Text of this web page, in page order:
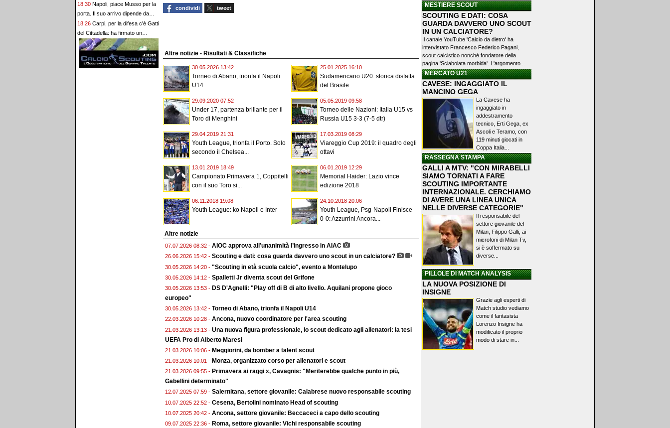
Getafe
18:30 Napoli, piace Musso per la
porta. Il suo arrivo dipende da
Milinkovic-Savic
18:26 Carpi, per la difesa c'è Gatti
del Cittadella: ha firmato un
biennale
condividi tweet
Altre notizie - Risultati & Classifiche
30.05.2026 13:42
Torneo di Abano, trionfa il Napoli
U14
25.01.2025 16:10
Sudamericano U20: storica disfatta
del Brasile
29.09.2020 07:52
Under 17, partenza brillante per il
Toro di Menghini
05.05.2019 09:58
Torneo delle Nazioni: Italia U15 vs
Russia U15 3-3 (7-5 dtr)
29.04.2019 21:31
Youth League, trionfa il Porto. Solo
secondo il Chelsea...
17.03.2019 08:29
Viareggio Cup 2019: il quadro degli
ottavi
13.01.2019 18:49
Campionato Primavera 1, Coppitelli
con il suo Toro si...
06.01.2019 12:29
Memorial Haider: Lazio vince
edizione 2018
06.11.2018 19:08
Youth League: ko Napoli e Inter
24.10.2018 20:06
Youth League, Psg-Napoli Finisce
0-0: Azzurrini Ancora...
Altre notizie
07.07.2026 08:32 - AIOC approva all’unanimità l’ingresso in AIAC
26.06.2026 15:42 - Scouting e dati: cosa guarda davvero uno scout in un calciatore?
30.05.2026 14:20 - "Scouting in età scuola calcio", evento a Montelupo
30.05.2026 14:12 - Spalletti Jr diventa scout del Grifone
30.05.2026 13:53 - DS D'Agnelli: "Play off di B di alto livello. Aquilani propone gioco
europeo"
30.05.2026 13:42 - Torneo di Abano, trionfa il Napoli U14
22.03.2026 10:28 - Ancona, nuovo coordinatore per l'area scouting
21.03.2026 13:13 - Una nuova figura professionale, lo scout dedicato agli allenatori: la tesi
UEFA Pro di Alberto Maresi
21.03.2026 10:06 - Meggiorini, da bomber a talent scout
21.03.2026 10:01 - Monza, organizzato corso per allenatori e scout
21.03.2026 09:55 - Primavera ai raggi x, Cavagnis: "Meriterebbe qualche punto in più,
Gabellini determinato"
12.07.2025 07:59 - Salernitana, settore giovanile: Calabrese nuovo responsabile scouting
10.07.2025 22:52 - Cesena, Bertolini nominato Head of scouting
10.07.2025 20:42 - Ancona, settore giovanile: Beccaceci a capo dello scouting
09.07.2025 22:36 - Roma, settore giovanile: Vichi responsabile scouting
MESTIERE SCOUT
SCOUTING E DATI: COSA
GUARDA DAVVERO UNO SCOUT
IN UN CALCIATORE?
Il canale YouTube 'Calcio da dietro' ha
intervistato Francesco Federico Pagani,
scout calcistico nonché fondatore della
pagina 'Sciabolata morbida'. L'argomento...
MERCATO U21
CAVESE: INGAGGIATO IL
MANCINO GEGA
La Cavese ha
ingaggiato in
addestramento
tecnico, Erti Gega, ex
Ascoli e Teramo, con
119 minuti giocati in
Coppa Italia...
RASSEGNA STAMPA
GALLI A MTV: "CON MIRABELLI
SIAMO TORNATI A FARE
SCOUTING IMPORTANTE
INTERNAZIONALE. CERCHIAMO
DI AVERE UNA LINEA UNICA
NELLE DIVERSE CATEGORIE"
Il responsabile del
settore giovanile del
Milan, Filippo Galli, ai
microfoni di Milan Tv,
si è soffermato su
diverse...
PILLOLE DI MATCH ANALYSIS
LA NUOVA POSIZIONE DI
INSIGNE
Grazie agli esperti di
Match studio vediamo
come il fantasista
Lorenzo Insigne ha
modificato il proprio
modo di stare in...